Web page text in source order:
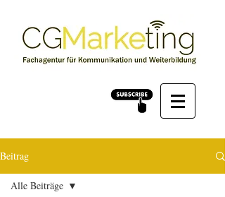
Beitrag
Alle Beiträge